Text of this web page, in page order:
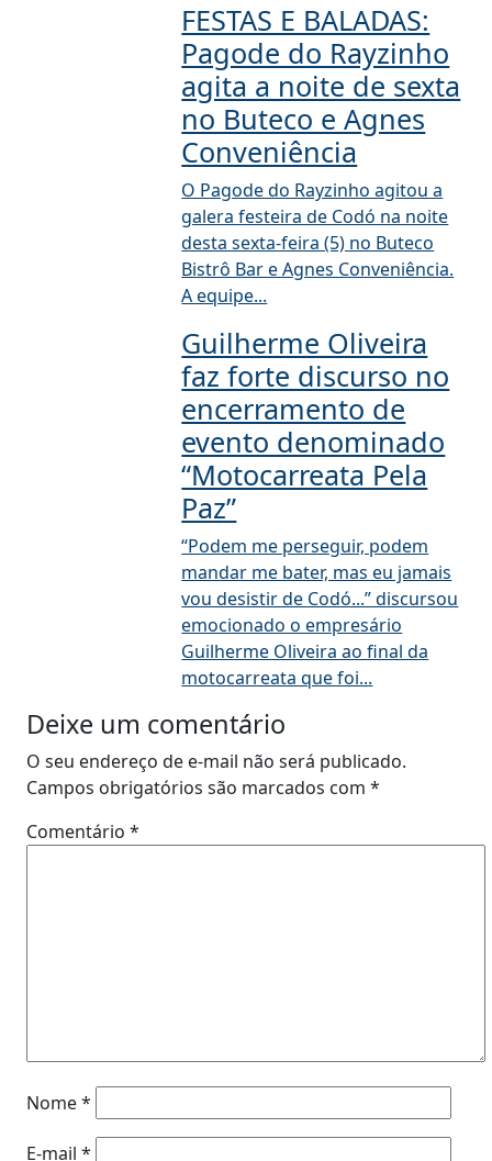
FESTAS E BALADAS:
Pagode do Rayzinho
agita a noite de sexta
no Buteco e Agnes
Conveniência
O Pagode do Rayzinho agitou a
galera festeira de Codó na noite
desta sexta-feira (5) no Buteco
Bistrô Bar e Agnes Conveniência.
A equipe...
Guilherme Oliveira
faz forte discurso no
encerramento de
evento denominado
“Motocarreata Pela
Paz”
“Podem me perseguir, podem
mandar me bater, mas eu jamais
vou desistir de Codó...” discursou
emocionado o empresário
Guilherme Oliveira ao final da
motocarreata que foi...
Deixe um comentário
O seu endereço de e-mail não será publicado.
Campos obrigatórios são marcados com *
Comentário *
Nome*
E-mail *